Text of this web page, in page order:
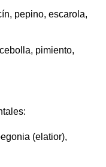
pepino, escarola,
pimiento,
(elatior),